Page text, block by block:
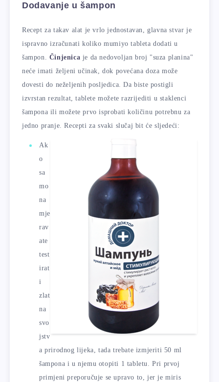
Dodavanje u šampon
Recept za takav alat je vrlo jednostavan, glavna stvar je
ispravno izračunati koliko mumiyo tableta dodati u
šampon. Činjenica je da nedovoljan broj "suza planina"
neće imati željeni učinak, dok povećana doza može
dovesti do neželjenih posljedica. Da biste postigli
izvrstan rezultat, tablete možete razrijediti u staklenci
šampona ili možete prvo isprobati količinu potrebnu za
jedno pranje. Recepti za svaki slučaj bit će sljedeći:
Ak
o
sa
mo
na
mje
rav
ate
test
irat
i
zlat
na
svo
jstv
a prirodnog lijeka, tada trebate izmjeriti 50 ml
šampona i u njemu otopiti 1 tabletu. Pri prvoj
primjeni preporučuje se upravo to, jer je miris